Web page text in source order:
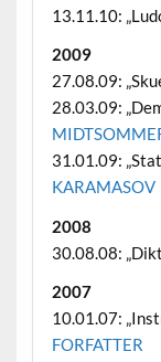
13.11.10:
2009
27.08.09:
28.03.09:
31.01.09:
KARAMASOV
2008
30.08.08:
2007
10.01.07:
FORFATTER